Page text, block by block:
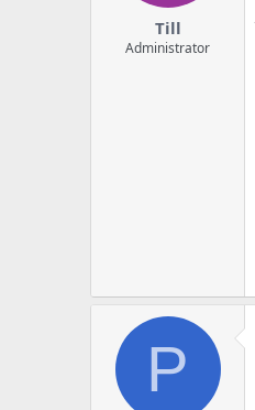
Till
Administrator
P